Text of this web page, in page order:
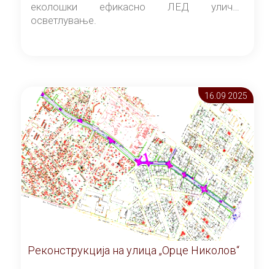
еколошки ефикасно ЛЕД улично
осветлување.
16.09 2025
Реконструкција на улица „Орце Николов“